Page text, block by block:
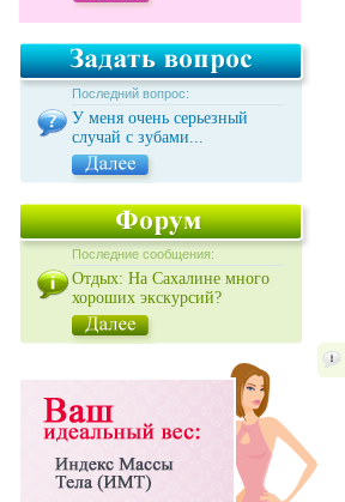
Последний вопрос:
У меня очень серьезный
случай с зубами...
Последние сообщения:
Отдых: На Сахалине много
хороших экскурсий?